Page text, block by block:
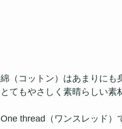
綿（コットン）はあまりにも
とてもやさしく素晴らしい素
One thread（ワンスレッド）